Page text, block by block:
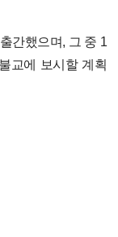
간했으며, 그 중 1
교에 보시할 계획